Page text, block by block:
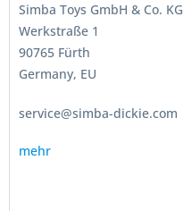
Simba Toys GmbH & Co. KG
Werkstraße 1
90765 Fürth
Germany, EU
service@simba-dickie.com
mehr